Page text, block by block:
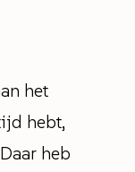
het
hebt,
Daar heb